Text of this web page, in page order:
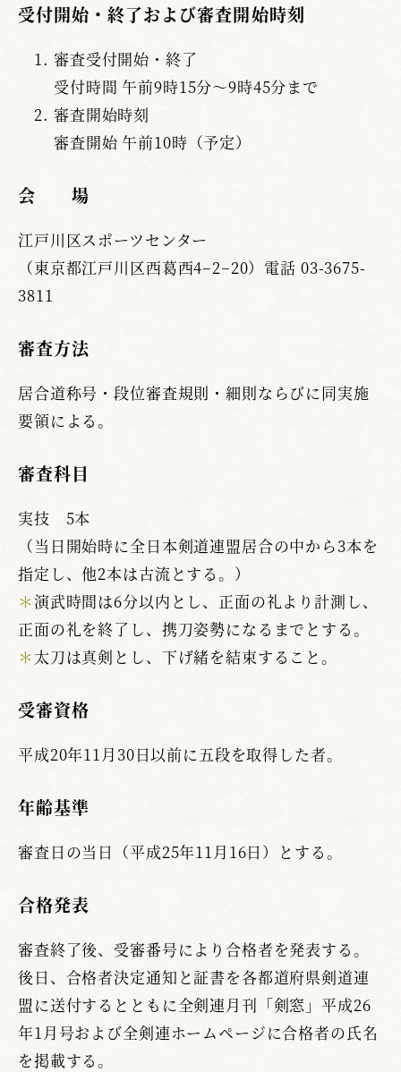
受付開始・終了および審査開始時刻
審査受付開始・終了
受付時間 午前9時15分～9時45分まで
審査開始時刻
審査開始 午前10時（予定）
会 場
江戸川区スポーツセンター
（東京都江戸川区西葛西4−2−20）電話 03-3675-
3811
審査方法
居合道称号・段位審査規則・細則ならびに同実施
要領による。
審査科目
実技 5本
（当日開始時に全日本剣道連盟居合の中から3本を
指定し、他2本は古流とする。）
＊演武時間は6分以内とし、正面の礼より計測し、
正面の礼を終了し、携刀姿勢になるまでとする。
＊太刀は真剣とし、下げ緒を結束すること。
受審資格
平成20年11月30日以前に五段を取得した者。
年齢基準
審査日の当日（平成25年11月16日）とする。
合格発表
審査終了後、受審番号により合格者を発表する。
後日、合格者決定通知と証書を各都道府県剣道連
盟に送付するとともに全剣連月刊「剣窓」平成26
年1月号および全剣連ホームページに合格者の氏名
を掲載する。